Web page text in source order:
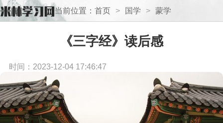
当前位置： 首页 > 国学 > 蒙学
《三字经》读后感
时间：2023-12-04 17:46:47